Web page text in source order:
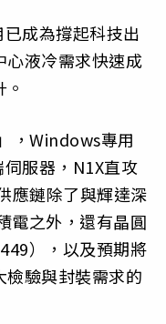
成為撐起科技出
心液冷需求快速成
，Windows專用
服器，N1X直攻
應鏈除了與輝達深
電之外，還有晶圓
），以及預期將
驗與封裝需求的